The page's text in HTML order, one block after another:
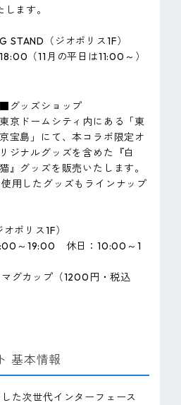
ます。
（ジオポリス1F）
（11月の平日は11:00～）
■グッズショップ
東京ドームシティ内にある「東
京宝島」にて、本コラボ限定オ
リジナルグッズを含めた『白
猫』グッズを販売いたします。
用したグッズもラインナップ
ポリス1F）
～19:00 休日：10:00～1
マグカップ（1200円・税込
基本情報
た次世代インターフェース